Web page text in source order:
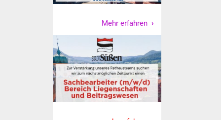
Zehntscheuer
Kulturhalle
Vereine und Parteien
Mehr erfahren